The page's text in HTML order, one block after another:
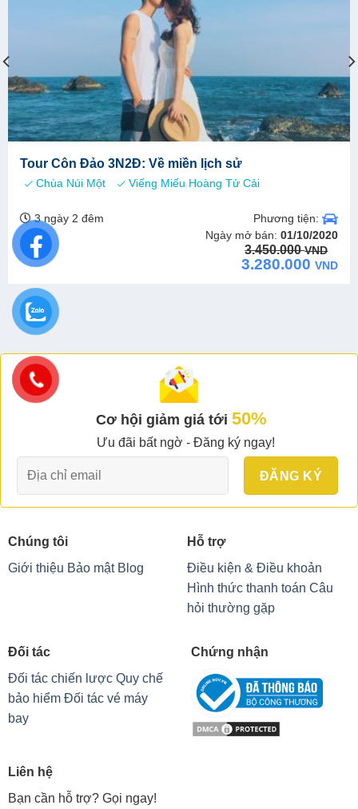
Tour Côn Đảo 3N2Đ: Về miền lịch sử
Chùa Núi Một Viếng Miếu Hoàng Tử Cải
3 ngày 2 đêm
Phương tiện:
Ngày mở bán:01/10/2020
3.450.000VND
Original
price
was:
3.280.000VND
Current
price
is:
Cơ hội giảm giá tới 50%
Ưu đãi bất ngờ - Đăng ký ngay!
Chúng tôi
Giới thiệu Bảo mật Blog
Hỗ trợ
Điều kiện & Điều khoản
Hình thức thanh toán Câu
hỏi thường gặp
Đối tác
Đối tác chiến lược Quy chế
bảo hiểm Đối tác vé máy
bay
Chứng nhận
Liên hệ
Bạn cần hỗ trợ? Gọi ngay!